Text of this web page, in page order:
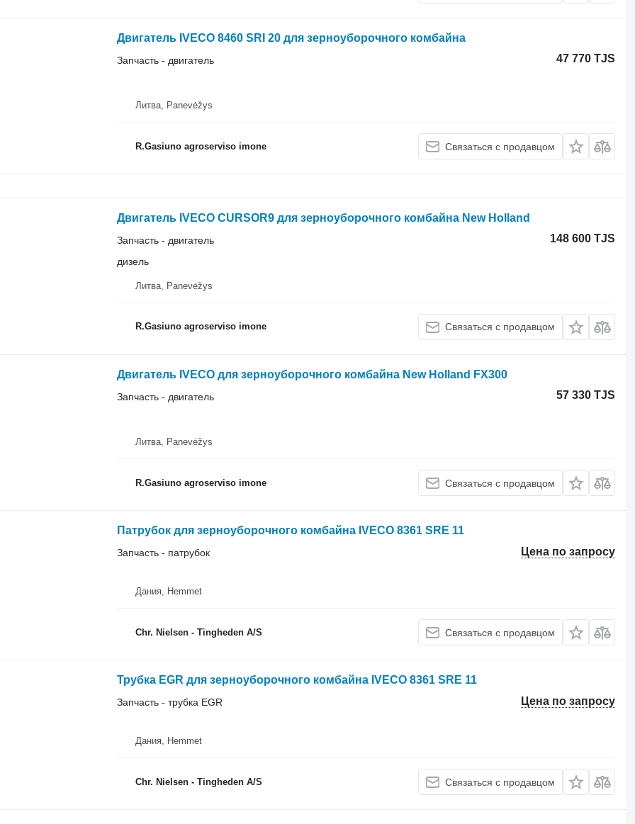
Двигатель IVECO 8460 SRI 20 для зерноуборочного комбайна
47 770 TJS
Запчасть - двигатель
Литва, Panevėžys
R.Gasiuno agroserviso imone Связаться с продавцом
Двигатель IVECO CURSOR9 для зерноуборочного комбайна New Holland
148 600 TJS
Запчасть - двигатель
дизель
Литва, Panevėžys
R.Gasiuno agroserviso imone Связаться с продавцом
Двигатель IVECO для зерноуборочного комбайна New Holland FX300
57 330 TJS
Запчасть - двигатель
Литва, Panevėžys
R.Gasiuno agroserviso imone Связаться с продавцом
Патрубок для зерноуборочного комбайна IVECO 8361 SRE 11
Цена по запросу
Запчасть - патрубок
Дания, Hemmet
Chr. Nielsen - Tingheden A/S Связаться с продавцом
Трубка EGR для зерноуборочного комбайна IVECO 8361 SRE 11
Цена по запросу
Запчасть - трубка EGR
Дания, Hemmet
Chr. Nielsen - Tingheden A/S Связаться с продавцом